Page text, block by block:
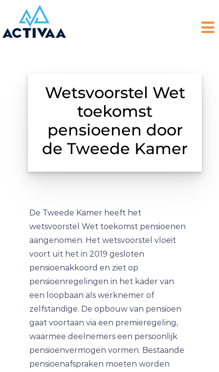
Wetsvoorstel Wet
toekomst
pensioenen door
de Tweede Kamer
De Tweede Kamer heeft het
wetsvoorstel Wet toekomst pensioenen
aangenomen. Het wetsvoorstel vloeit
voort uit het in 2019 gesloten
pensioenakkoord en ziet op
pensioenregelingen in het kader van
een loopbaan als werknemer of
zelfstandige. De opbouw van pensioen
gaat voortaan via een premieregeling,
waarmee deelnemers een persoonlijk
pensioenvermogen vormen. Bestaande
pensioenafspraken moeten worden